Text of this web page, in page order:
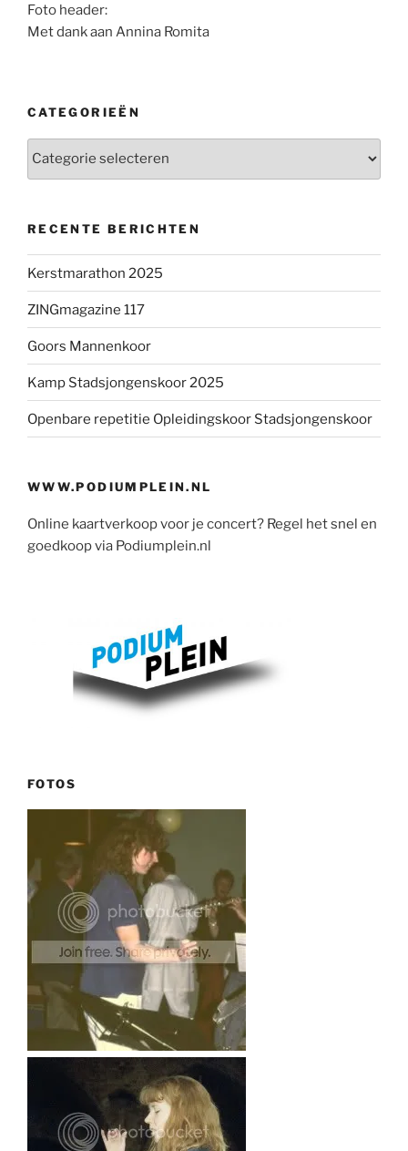
Foto header:
Met dank aan Annina Romita
CATEGORIEËN
RECENTE BERICHTEN
Kerstmarathon 2025
ZINGmagazine 117
Goors Mannenkoor
Kamp Stadsjongenskoor 2025
Openbare repetitie Opleidingskoor Stadsjongenskoor
WWW.PODIUMPLEIN.NL
Online kaartverkoop voor je concert? Regel het snel en
goedkoop via Podiumplein.nl
FOTOS